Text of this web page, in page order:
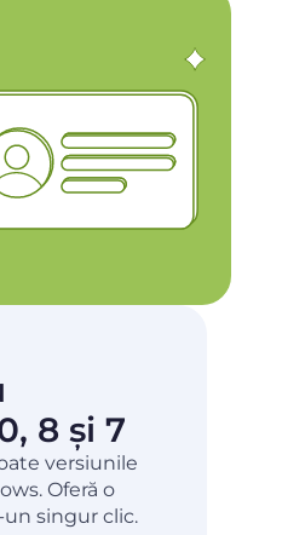
8 și 7
versiunile
Oferă o
singur clic.